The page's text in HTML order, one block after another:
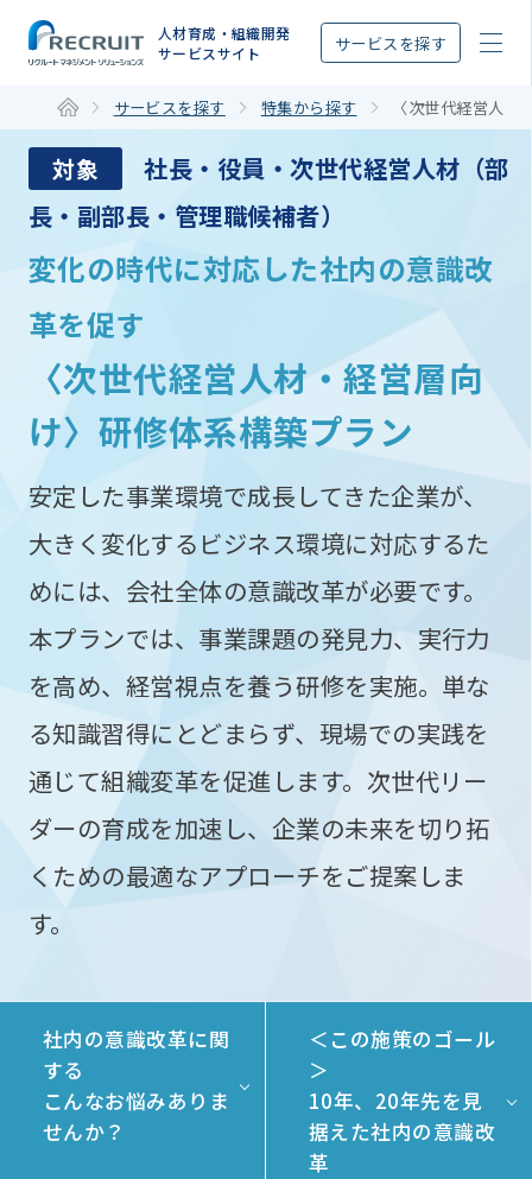
人材育成・組織開発
サービスサイト
サービスを探す
サービスを探す 特集から探す 〈次世代経営人
対象
社長・役員・次世代経営人材（部
長・副部長・管理職候補者）
変化の時代に対応した社内の意識改
革を促す
〈次世代経営人材・経営層向
け〉研修体系構築プラン
安定した事業環境で成長してきた企業が、
大きく変化するビジネス環境に対応するた
めには、会社全体の意識改革が必要です。
本プランでは、事業課題の発見力、実行力
を高め、経営視点を養う研修を実施。単な
る知識習得にとどまらず、現場での実践を
通じて組織変革を促進します。次世代リー
ダーの育成を加速し、企業の未来を切り拓
くための最適なアプローチをご提案しま
す。
社内の意識改革に関
する
こんなお悩みありま
せんか？
＜この施策のゴール
＞
10年、20年先を見
据えた社内の意識改
革